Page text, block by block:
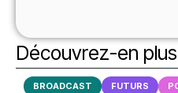
Découvrez-en plus
BROADCAST FUTURS